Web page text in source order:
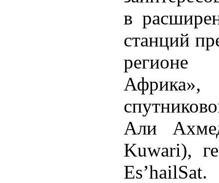
в
станций
регионе
Али
Kuwari),
Es’hailSat.